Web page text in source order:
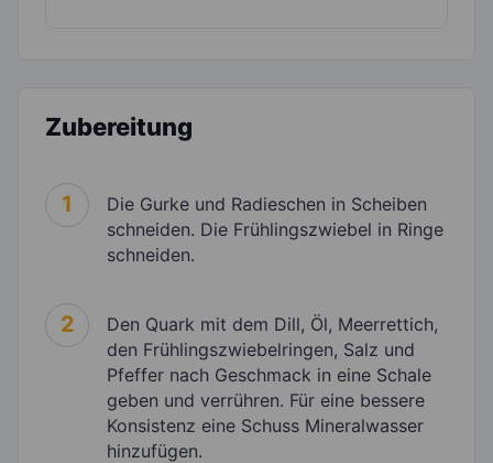
Zubereitung
1
Die Gurke und Radieschen in Scheiben
schneiden. Die Frühlingszwiebel in Ringe
schneiden.
2
Den Quark mit dem Dill, Öl, Meerrettich,
den Frühlingszwiebelringen, Salz und
Pfeffer nach Geschmack in eine Schale
geben und verrühren. Für eine bessere
Konsistenz eine Schuss Mineralwasser
hinzufügen.